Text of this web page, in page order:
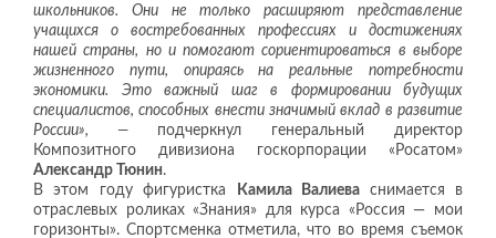
школьников. Они не только расширяют представление
учащихся о востребованных профессиях и достижениях
нашей страны, но и помогают сориентироваться в выборе
жизненного пути, опираясь на реальные потребности
экономики. Это важный шаг в формировании будущих
специалистов, способных внести значимый вклад в развитие
России», — подчеркнул генеральный директор
Композитного дивизиона госкорпорации «Росатом»
Александр Тюнин.
В этом году фигуристка
Камила Валиева снимается в
отраслевых роликах «Знания» для курса «Россия — мои
горизонты». Спортсменка отметила, что во время съемок